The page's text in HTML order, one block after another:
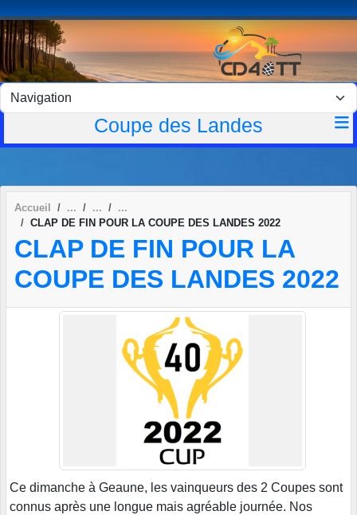
Coupe des Landes
Accueil
CLAP DE FIN POUR LA COUPE DES LANDES 2022
CLAP DE FIN POUR LA
COUPE DES LANDES 2022
Ce dimanche à Geaune, les vainqueurs des 2 Coupes sont
connus après une longue mais agréable journée. Nos